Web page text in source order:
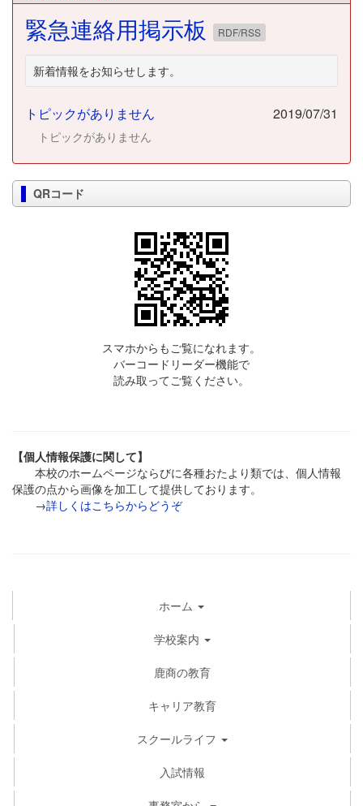
緊急連絡用掲示板 RDF/RSS
新着情報をお知らせします。
トピックがありません 2019/07/31
トピックがありません
QRコード
スマホからもご覧になれます。
バーコードリーダー機能で
読み取ってご覧ください。
【個人情報保護に関して】
本校のホームページならびに各種おたより類では、個人情報
保護の点から画像を加工して提供しております。
→詳しくはこちらからどうぞ
ホーム
学校案内
鹿商の教育
キャリア教育
スクールライフ
入試情報